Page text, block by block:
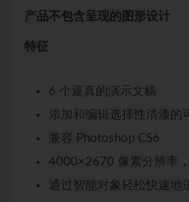
产品不包含呈现的图形设计
特征
6 个逼真的演示文稿
添加和编辑选择性清漆的
兼容 Photoshop CS6
4000×2670 像素分辨率
通过智能对象轻松快速地